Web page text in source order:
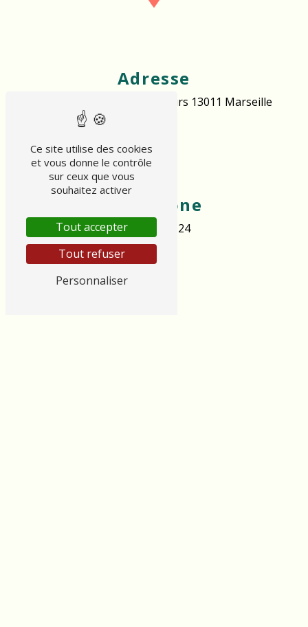
Adresse
77 Boulevard des Libérateurs 13011 Marseille
Téléphone
06 49 88 05 24
Ce site utilise des cookies
et vous donne le contrôle
sur ceux que vous
souhaitez activer
Tout accepter
Tout refuser
Personnaliser